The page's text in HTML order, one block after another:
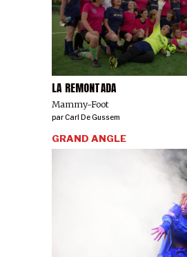
LA REMONTADA
Mammy-Foot
parCarl De Gussem
GRAND ANGLE